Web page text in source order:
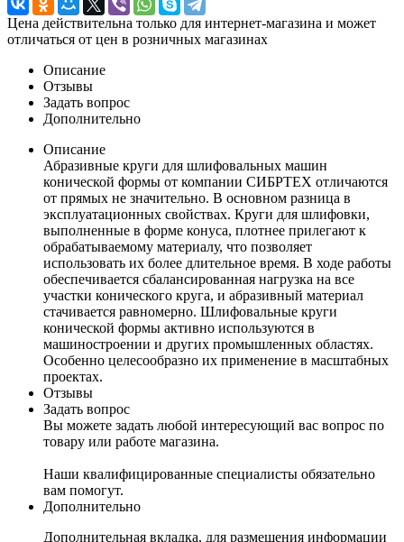
Цена действительна только для интернет-магазина и может
отличаться от цен в розничных магазинах
Описание
Отзывы
Задать вопрос
Дополнительно
Описание
Абразивные круги для шлифовальных машин
конической формы от компании СИБРТЕХ отличаются
от прямых не значительно. В основном разница в
эксплуатационных свойствах. Круги для шлифовки,
выполненные в форме конуса, плотнее прилегают к
обрабатываемому материалу, что позволяет
использовать их более длительное время. В ходе работы
обеспечивается сбалансированная нагрузка на все
участки конического круга, и абразивный материал
стачивается равномерно. Шлифовальные круги
конической формы активно используются в
машиностроении и других промышленных областях.
Особенно целесообразно их применение в масштабных
проектах.
Отзывы
Задать вопрос
Вы можете задать любой интересующий вас вопрос по
товару или работе магазина.
Наши квалифицированные специалисты обязательно
вам помогут.
Дополнительно
Дополнительная вкладка, для размещения информации